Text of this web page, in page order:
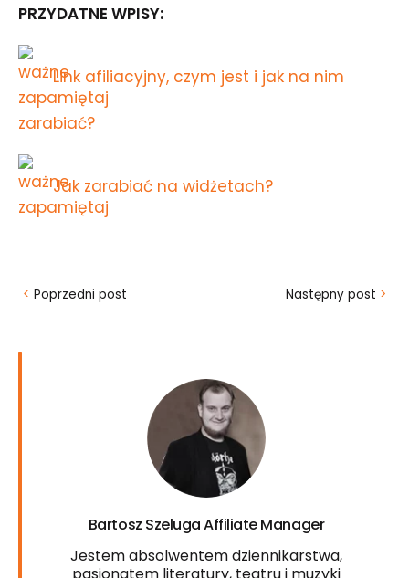
PRZYDATNE WPISY:
Link afiliacyjny, czym jest i jak na nim
zarabiać?
Jak zarabiać na widżetach?
< Poprzedni post Następny post >
Bartosz Szeluga Affiliate Manager
Jestem absolwentem dziennikarstwa,